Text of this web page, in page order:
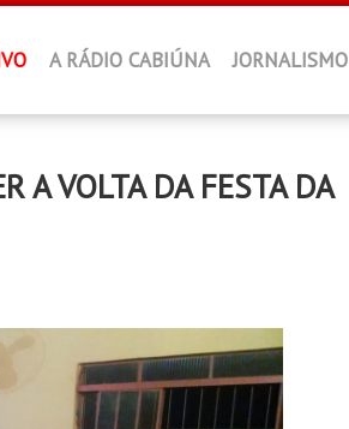
A RÁDIO CABIÚNA JORNALISMO
A VOLTA DA FESTA DA